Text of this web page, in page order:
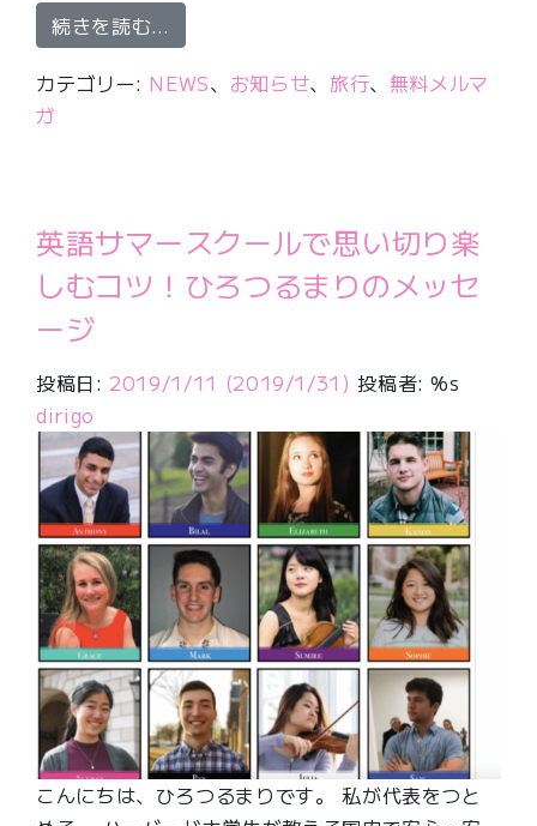
続きを読む…
カテゴリー: NEWS、 お知らせ、 旅行、 無料メルマ
ガ
英語サマースクールで思い切り楽
しむコツ！ひろつるまりのメッセ
ージ
投稿日: 2019/1/11 (2019/1/31) 投稿者: %s
dirigo
こんにちは、ひろつるまりです。 私が代表をつと